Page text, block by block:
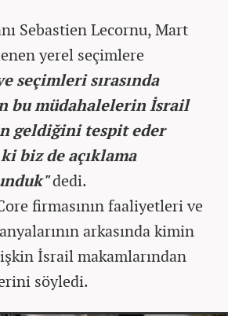
Sebastien Lecornu, Mart
yerel seçimlere
seçimleri sırasında
bu müdahalelerin İsrail
geldiğini tespit eder
biz de açıklama
dedi.
firmasının faaliyetleri ve
arkasında kimin
İsrail makamlarından
söyledi.